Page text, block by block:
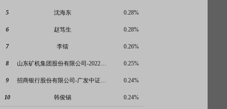
5 沈海东 0.28%
6 赵笃生 0.28%
7 李镭 0.26%
8 山东矿机集团股份有限公司-2022年第一期员工持股计划 0.25%
9 招商银行股份有限公司-广发中证工程机械主题交易型开放式指数证券投资基金 0.24%
10 韩俊锡 0.24%